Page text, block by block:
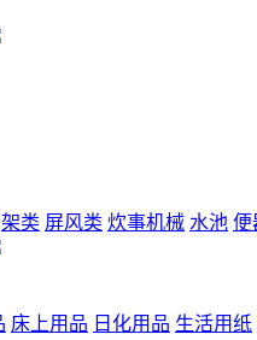
架类 屏风类 炊事机械 水池 便
床上用品 日化用品 生活用纸